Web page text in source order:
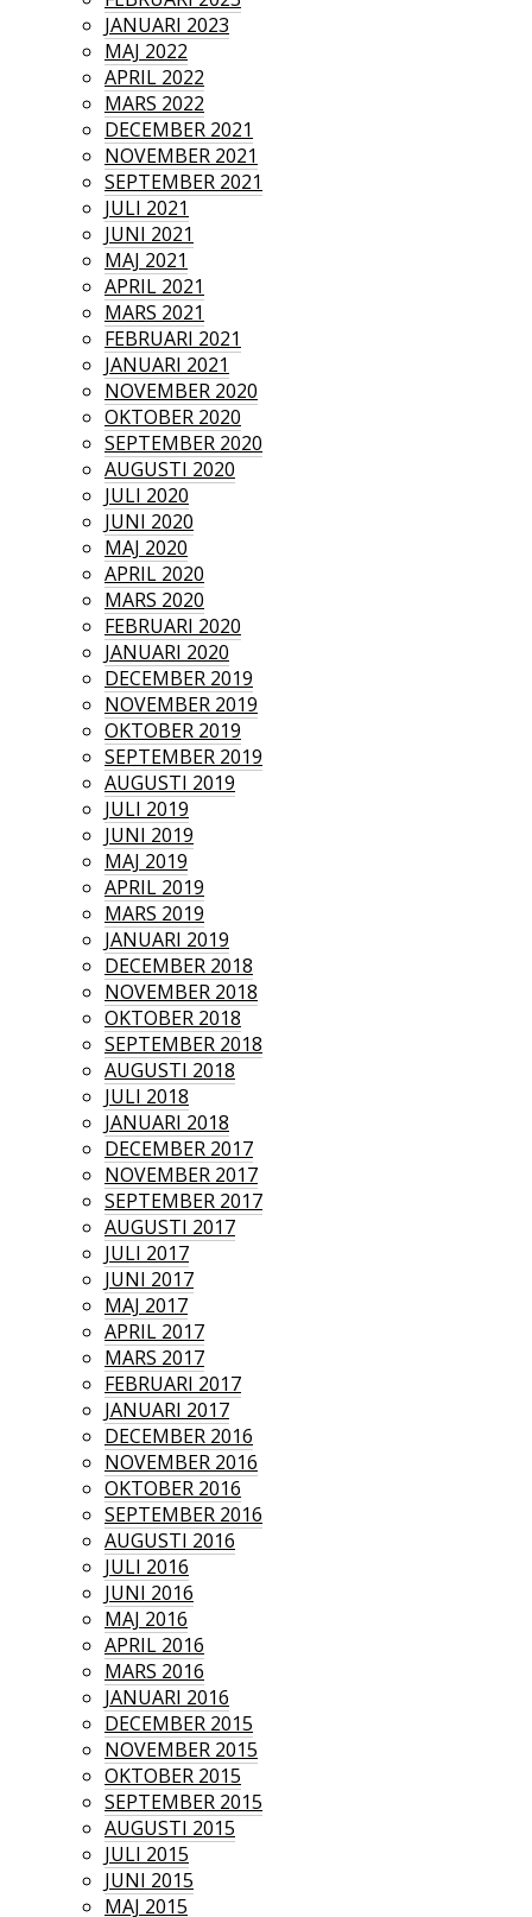
JANUARI 2023
MAJ 2022
APRIL 2022
MARS 2022
DECEMBER 2021
NOVEMBER 2021
SEPTEMBER 2021
JULI 2021
JUNI 2021
MAJ 2021
APRIL 2021
MARS 2021
FEBRUARI 2021
JANUARI 2021
NOVEMBER 2020
OKTOBER 2020
SEPTEMBER 2020
AUGUSTI 2020
JULI 2020
JUNI 2020
MAJ 2020
APRIL 2020
MARS 2020
FEBRUARI 2020
JANUARI 2020
DECEMBER 2019
NOVEMBER 2019
OKTOBER 2019
SEPTEMBER 2019
AUGUSTI 2019
JULI 2019
JUNI 2019
MAJ 2019
APRIL 2019
MARS 2019
JANUARI 2019
DECEMBER 2018
NOVEMBER 2018
OKTOBER 2018
SEPTEMBER 2018
AUGUSTI 2018
JULI 2018
JANUARI 2018
DECEMBER 2017
NOVEMBER 2017
SEPTEMBER 2017
AUGUSTI 2017
JULI 2017
JUNI 2017
MAJ 2017
APRIL 2017
MARS 2017
FEBRUARI 2017
JANUARI 2017
DECEMBER 2016
NOVEMBER 2016
OKTOBER 2016
SEPTEMBER 2016
AUGUSTI 2016
JULI 2016
JUNI 2016
MAJ 2016
APRIL 2016
MARS 2016
JANUARI 2016
DECEMBER 2015
NOVEMBER 2015
OKTOBER 2015
SEPTEMBER 2015
AUGUSTI 2015
JULI 2015
JUNI 2015
MAJ 2015